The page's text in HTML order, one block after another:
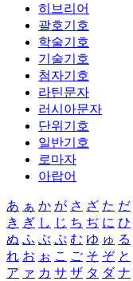
히브리어
괄호기호
학술기호
기술기호
첨자기호
라틴문자
러시아문자
단위기호
일반기호
로마자
아랍어
あ ぁ か が さ ざ た だ
き ぎ し じ ち ぢ に ひ
ぬ ふ ぶ ぷ む ゆ ゅ る
れ お ぉ こ ご そ ぞ と
ア ァ カ サ ザ タ ダ ナ